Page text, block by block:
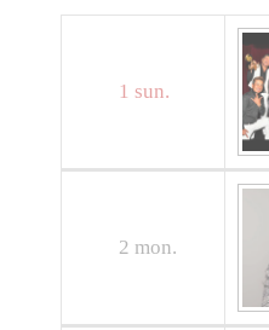
1 sun.
2 mon.